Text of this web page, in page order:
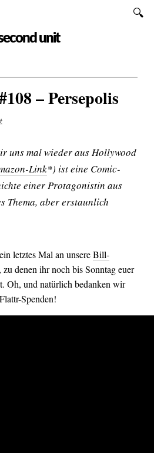
– Persepolis
uns mal wieder aus Hollywood
Link*) ist eine Comic-
einer Protagonistin aus
Thema, aber erstaunlich
letztes Mal an unsereBill-
, zu denen ihr noch bis Sonntag euer
Oh, und natürlich bedanken wir
Spenden!